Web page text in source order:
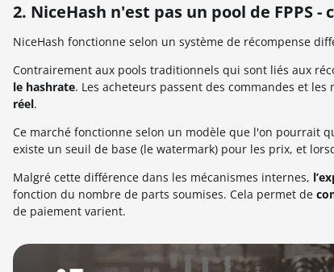
2. NiceHash n'est pas un pool de FPPS
NiceHash fonctionne selon un système de récompense
Contrairement aux pools traditionnels qui sont liés aux
le hashrate. Les acheteurs passent des commandes et
réel.
Ce marché fonctionne selon un modèle que l'on pourrait
existe un seuil de base (le watermark) pour les prix, et
Malgré cette différence dans les mécanismes internes,
fonction du nombre de parts soumises. Cela permet de
de paiement varient.